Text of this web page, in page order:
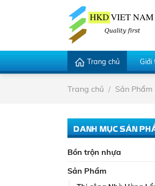
Trang chủ Giới
Trang chủ / Sản Phẩm
DANH MỤC SẢN
Bồn trộn nhựa
Sản Phẩm